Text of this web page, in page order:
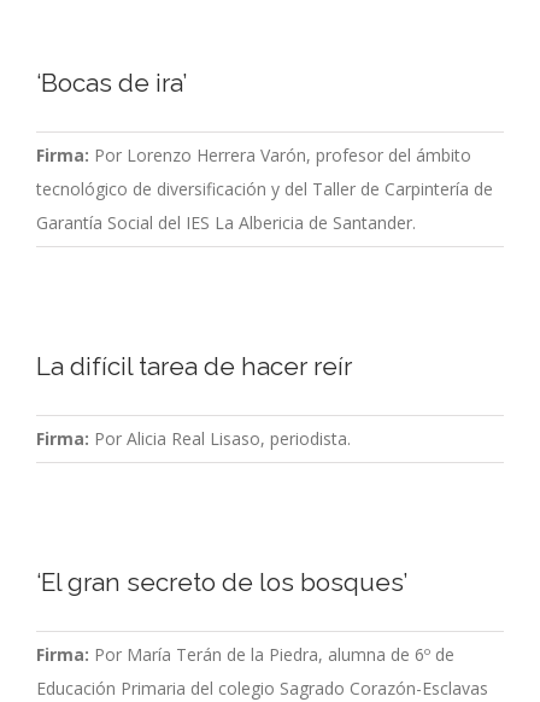
‘Bocas de ira’
Firma: Por Lorenzo Herrera Varón, profesor del ámbito
tecnológico de diversificación y del Taller de Carpintería de
Garantía Social del IES La Albericia de Santander.
La difícil tarea de hacer reír
Firma: Por Alicia Real Lisaso, periodista.
‘El gran secreto de los bosques’
Firma: Por María Terán de la Piedra, alumna de 6º de
Educación Primaria del colegio Sagrado Corazón-Esclavas